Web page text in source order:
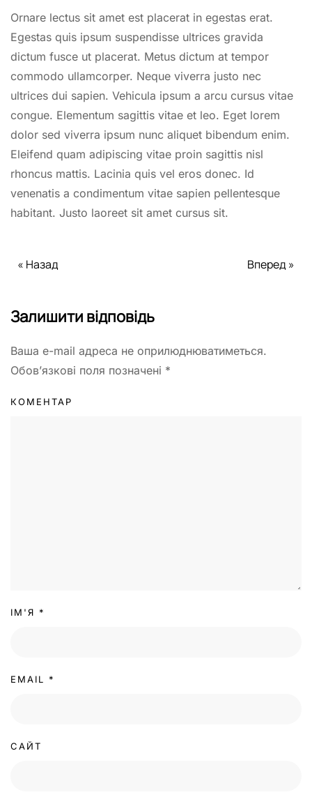
Ornare lectus sit amet est placerat in egestas erat.
Egestas quis ipsum suspendisse ultrices gravida
dictum fusce ut placerat. Metus dictum at tempor
commodo ullamcorper. Neque viverra justo nec
ultrices dui sapien. Vehicula ipsum a arcu cursus vitae
congue. Elementum sagittis vitae et leo. Eget lorem
dolor sed viverra ipsum nunc aliquet bibendum enim.
Eleifend quam adipiscing vitae proin sagittis nisl
rhoncus mattis. Lacinia quis vel eros donec. Id
venenatis a condimentum vitae sapien pellentesque
habitant. Justo laoreet sit amet cursus sit.
« Назад Вперед »
Залишити відповідь
Ваша e-mail адреса не оприлюднюватиметься.
Обов’язкові поля позначені *
КОМЕНТАР
ІМ'Я *
EMAIL *
САЙТ